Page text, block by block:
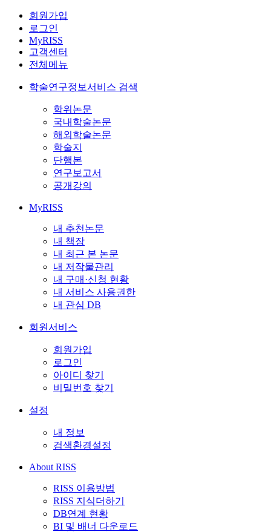
회원가입
로그인
MyRISS
고객센터
전체메뉴
학술연구정보서비스 검색
학위논문
국내학술논문
해외학술논문
학술지
단행본
연구보고서
공개강의
MyRISS
내 추천논문
내 책장
내 최근 본 논문
내 저작물관리
내 구매·신청 현황
내 서비스 사용권한
내 관심 DB
회원서비스
회원가입
로그인
아이디 찾기
비밀번호 찾기
설정
내 정보
검색환경설정
About RISS
RISS 이용방법
RISS 지식더하기
DB연계 현황
BI 및 배너 다운로드